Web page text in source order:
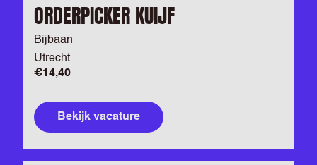
ORDERPICKER KUIJF
Bijbaan
Utrecht
€14,40
Bekijk vacature